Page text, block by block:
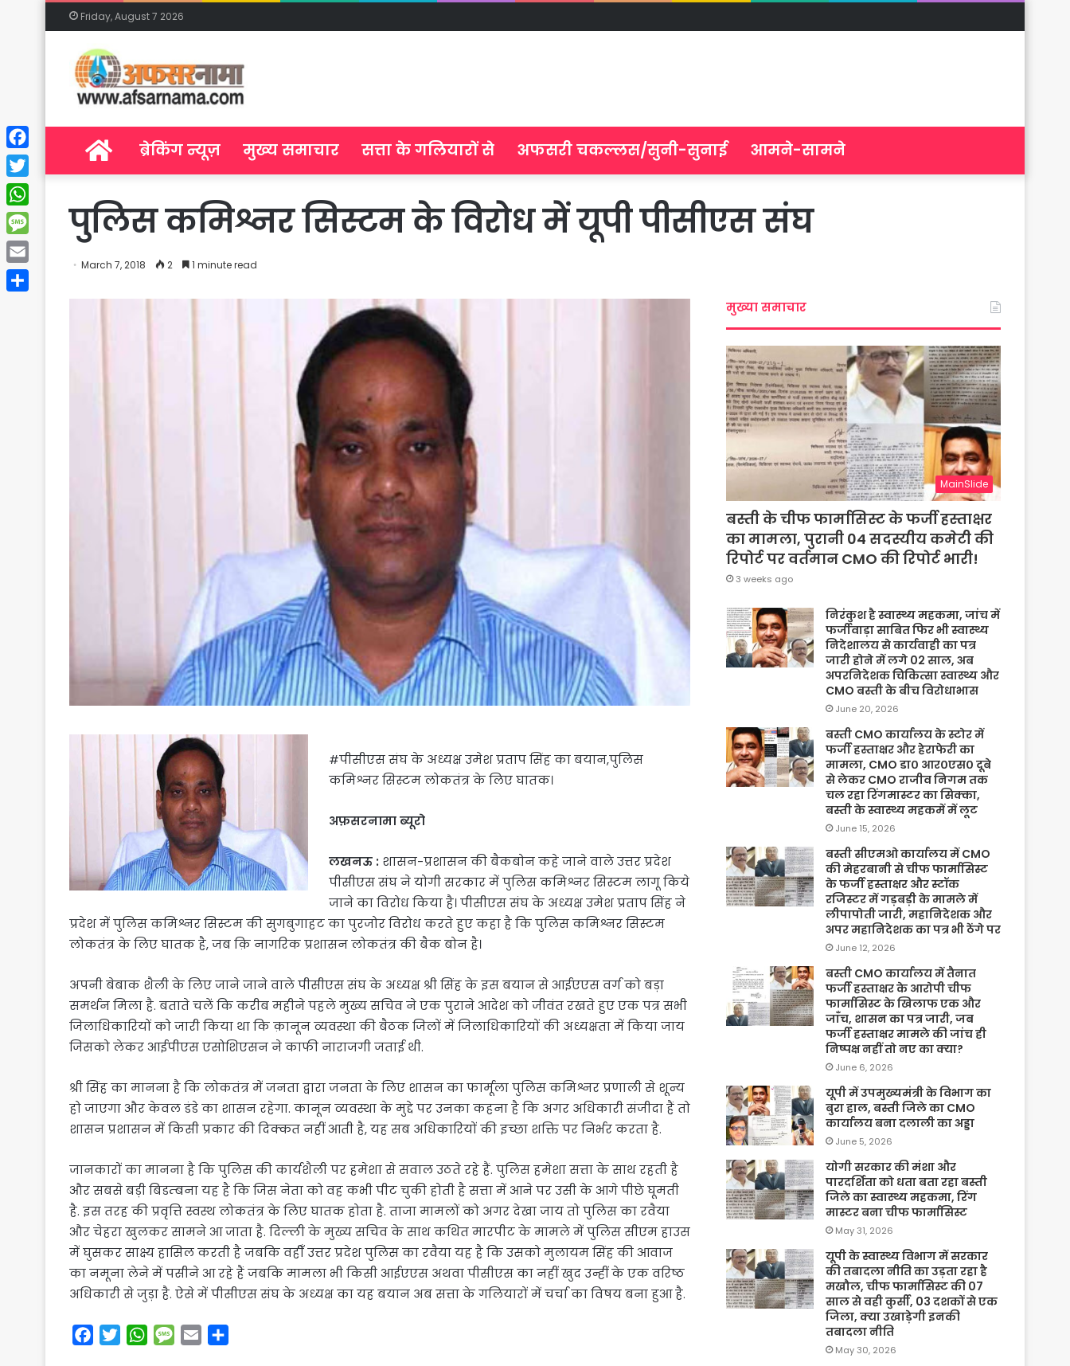
Friday, August 7 2026
Homeब्रेकिंग न्यूज़ मुख्य समाचार सत्ता के गलियारों से अफसरी चकल्लस/सुनी-सुनाई आमने-सामने
पुलिस कमिश्नर सिस्टम के विरोध में यूपी पीसीएस संघ
March 7, 2018 2 1 minute read
#पीसीएस संघ के अध्यक्ष उमेश प्रताप सिंह का बयान,पुलिस
कमिश्नर सिस्टम लोकतंत्र के लिए घातक।
अफ़सरनामा ब्यूरो
लखनऊ : शासन-प्रशासन की बैकबोन कहे जाने वाले उत्तर प्रदेश
पीसीएस संघ ने योगी सरकार में पुलिस कमिश्नर सिस्टम लागू किये
जाने का विरोध किया है। पीसीएस संघ के अध्यक्ष उमेश प्रताप सिंह ने
प्रदेश में पुलिस कमिश्नर सिस्टम की सुगबुगाहट का पुरजोर विरोध करते हुए कहा है कि पुलिस कमिश्नर सिस्टम
लोकतंत्र के लिए घातक है, जब क़ि नागरिक प्रशासन लोकतंत्र की बैक बोन है।
अपनी बेबाक शैली के लिए जाने जाने वाले पीसीएस संघ के अध्यक्ष श्री सिंह के इस बयान से आईएएस वर्ग को बड़ा
समर्थन मिला है. बताते चलें कि करीब महीने पहले मुख्य सचिव ने एक पुराने आदेश को जीवंत रखते हुए एक पत्र सभी
जिलाधिकारियों को जारी किया था कि क़ानून व्यवस्था की बैठक जिलों में जिलाधिकारियों की अध्यक्षता में किया जाय
जिसको लेकर आईपीएस एसोशिएसन ने काफी नाराजगी जताई थी.
श्री सिंह का मानना है कि लोकतंत्र में जनता द्वारा जनता के लिए शासन का फार्मूला पुलिस कमिश्नर प्रणाली से शून्य
हो जाएगा और केवल डंडे का शासन रहेगा. कानून व्यवस्था के मुद्दे पर उनका कहना है कि अगर अधिकारी संजीदा हैं तो
शासन प्रशासन में किसी प्रकार की दिक्कत नहीं आती है, यह सब अधिकारियों की इच्छा शक्ति पर निर्भर करता है.
जानकारों का मानना है कि पुलिस की कार्यशैली पर हमेशा से सवाल उठते रहे हैं. पुलिस हमेशा सत्ता के साथ रहती है
और सबसे बड़ी बिडम्बना यह है कि जिस नेता को वह कभी पीट चुकी होती है सत्ता में आने पर उसी के आगे पीछे घूमती
है. इस तरह की प्रवृत्ति स्वस्थ लोकतंत्र के लिए घातक होता है. ताजा मामलों को अगर देखा जाय तो पुलिस का रवैया
और चेहरा खुलकर सामने आ जाता है. दिल्ली के मुख्य सचिव के साथ कथित मारपीट के मामले में पुलिस सीएम हाउस
में घुसकर साक्ष्य हासिल करती है जबकि वहीँ उत्तर प्रदेश पुलिस का रवैया यह है कि उसको मुलायम सिंह की आवाज
का नमूना लेने में पसीने आ रहे हैं जबकि मामला भी किसी आईएएस अथवा पीसीएस का नहीं खुद उन्हीं के एक वरिष्ठ
अधिकारी से जुड़ा है. ऐसे में पीसीएस संघ के अध्यक्ष का यह बयान अब सत्ता के गलियारों में चर्चा का विषय बना हुआ है.
W
M
मुख्या समाचार
MainSlide
बस्ती के चीफ फार्मासिस्ट के फर्जी हस्ताक्षर
का मामला, पुरानी 04 सदस्यीय कमेटी की
रिपोर्ट पर वर्तमान CMO की रिपोर्ट भारी!
3 weeks ago
निरंकुश है स्वास्थ्य महकमा, जांच में
फर्जीवाड़ा साबित फिर भी स्वास्थ्य
निदेशालय से कार्यवाही का पत्र
जारी होने में लगे 02 साल, अब
अपरनिदेशक चिकित्सा स्वास्थ्य और
CMO बस्ती के बीच विरोधाभास
June 20, 2026
बस्ती CMO कार्यालय के स्टोर में
फर्जी हस्ताक्षर और हेराफेरी का
मामला, CMO डा० आर०एस० दूबे
से लेकर CMO राजीव निगम तक
चल रहा रिंगमास्टर का सिक्का,
बस्ती के स्वास्थ्य महकमें में लूट
June 15, 2026
बस्ती सीएमओ कार्यालय में CMO
की मेहरबानी से चीफ फार्मासिस्ट
के फर्जी हस्ताक्षर और स्टॉक
रजिस्टर में गड़बड़ी के मामले में
लीपापोती जारी, महानिदेशक और
अपर महानिदेशक का पत्र भी ठेंगे पर
June 12, 2026
बस्ती CMO कार्यालय में तैनात
फर्जी हस्ताक्षर के आरोपी चीफ
फार्मासिस्ट के खिलाफ एक और
जाँच, शासन का पत्र जारी, जब
फर्जी हस्ताक्षर मामले की जांच ही
निष्पक्ष नहीं तो नए का क्या?
June 6, 2026
यूपी में उपमुख्यमंत्री के विभाग का
बुरा हाल, बस्ती जिले का CMO
कार्यालय बना दलाली का अड्डा
June 5, 2026
योगी सरकार की मंशा और
पारदर्शिता को धता बता रहा बस्ती
जिले का स्वास्थ्य महकमा, रिंग
मास्टर बना चीफ फार्मासिस्ट
May 31, 2026
यूपी के स्वास्थ्य विभाग में सरकार
की तबादला नीति का उड़ता रहा है
मखौल, चीफ फार्मासिस्ट की 07
साल से वही कुर्सी, 03 दशकों से एक
जिला, क्या उखाड़ेगी इनकी
तबादला नीति
May 30, 2026
Facebook
Twitter
WhatsApp
Message
Email